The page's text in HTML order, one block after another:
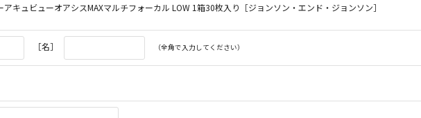
アキュビューオアシスMAXマルチフォーカル LOW 1箱30枚入り［ジョンソン・エンド・ジョンソン］
［名］ （全角で入力してください）